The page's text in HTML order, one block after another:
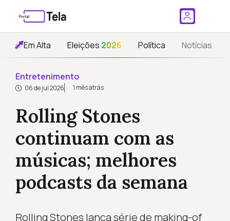
Em Alta Eleições 2026 Política Notícias
Entretenimento
06 de jul 2026 1 mês atrás
Rolling Stones
continuam com as
músicas; melhores
podcasts da semana
Rolling Stones lança série de making-of